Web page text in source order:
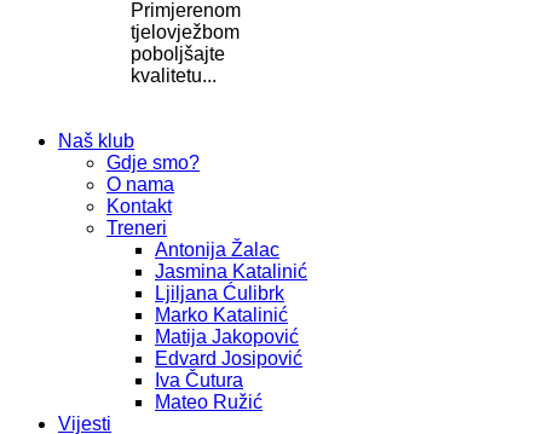
Primjerenom
tjelovježbom
poboljšajte
kvalitetu...
Naš klub
Gdje smo?
O nama
Kontakt
Treneri
Antonija Žalac
Jasmina Katalinić
Ljiljana Ćulibrk
Marko Katalinić
Matija Jakopović
Edvard Josipović
Iva Čutura
Mateo Ružić
Vijesti